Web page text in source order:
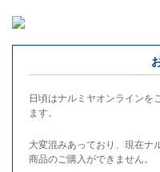
日頃はナルミヤオンラインを
ます。
大変混みあっており、現在ナ
商品のご購入ができません。